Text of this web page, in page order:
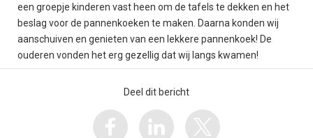
een groepje kinderen vast heen om de tafels te dekken en het
beslag voor de pannenkoeken te maken. Daarna konden wij
aanschuiven en genieten van een lekkere pannenkoek! De
ouderen vonden het erg gezellig dat wij langs kwamen!
Deel dit bericht